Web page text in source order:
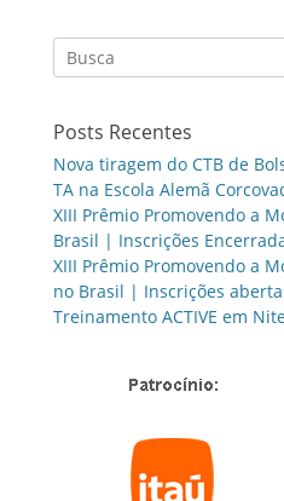
Search
for:
Posts Recentes
Nova tiragem do CTB de
TA na Escola Alemã
XIII Prêmio Promovendo a
Brasil | Inscrições
XIII Prêmio Promovendo a
no Brasil | Inscrições
Treinamento ACTIVE em